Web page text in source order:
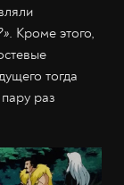
. Кроме этого,
тогда
раз